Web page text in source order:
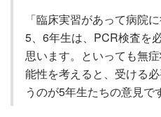
「臨床実習があって病院
5、6年生は、PCR検査を
思います。といっても無
能性を考えると、受ける
うのが5年生たちの意見で